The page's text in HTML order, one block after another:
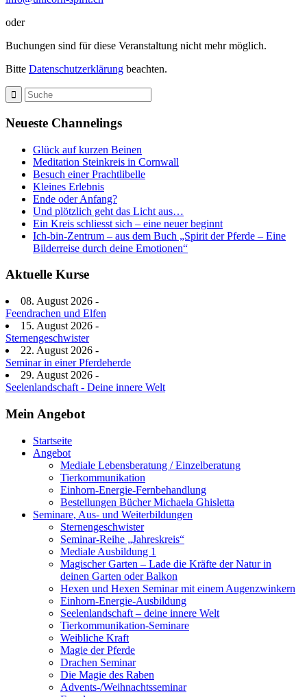
oder
Buchungen sind für diese Veranstaltung nicht mehr möglich.
Bitte Datenschutzerklärung beachten.
Neueste Channelings
Glück auf kurzen Beinen
Meditation Steinkreis in Cornwall
Besuch einer Prachtlibelle
Kleines Erlebnis
Ende oder Anfang?
Und plötzlich geht das Licht aus…
Ein Kreis schliesst sich – eine neuer beginnt
Ich-bin-Zentrum – aus dem Buch „Spirit der Pferde – Eine
Bilderreise durch deine Emotionen“
Aktuelle Kurse
08. August 2026 -
Feendrachen und Elfen
15. August 2026 -
Sternengeschwister
22. August 2026 -
Seminar in einer Pferdeherde
29. August 2026 -
Seelenlandschaft - Deine innere Welt
Mein Angebot
Startseite
Angebot
Mediale Lebensberatung / Einzelberatung
Tierkommunikation
Einhorn-Energie-Fernbehandlung
Bestellungen Bücher Michaela Ghisletta
Seminare, Aus- und Weiterbildungen
Sternengeschwister
Seminar-Reihe „Jahreskreis“
Mediale Ausbildung 1
Magischer Garten – Lade die Kräfte der Natur in
deinen Garten oder Balkon
Hexen und Hexen Seminar mit einem Augenzwinkern
Einhorn-Energie-Ausbildung
Seelenlandschaft – deine innere Welt
Tierkommunikation-Seminare
Weibliche Kraft
Magie der Pferde
Drachen Seminar
Die Magie des Raben
Advents-/Weihnachtsseminar